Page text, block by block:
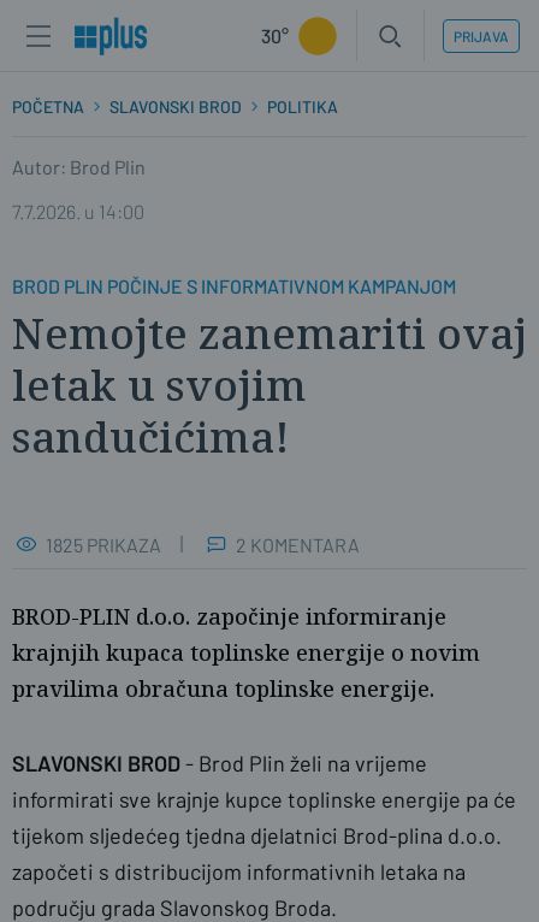
30° PRIJAVA
POČETNA SLAVONSKI BROD POLITIKA
Autor: Brod Plin
7.7.2026. u 14:00
BROD PLIN POČINJE S INFORMATIVNOM KAMPANJOM
Nemojte zanemariti ovaj
letak u svojim
sandučićima!
1825 PRIKAZA 2 KOMENTARA
BROD-PLIN d.o.o. započinje informiranje
krajnjih kupaca toplinske energije o novim
pravilima obračuna toplinske energije.
SLAVONSKI BROD- Brod Plin želi na vrijeme
informirati sve krajnje kupce toplinske energije pa će
tijekom sljedećeg tjedna djelatnici Brod-plina d.o.o.
započeti s distribucijom informativnih letaka na
području grada Slavonskog Broda.